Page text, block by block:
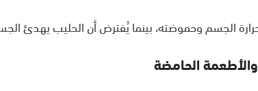
الجسم وحموضته، بينما يُفترض أن الحليب يهدئ